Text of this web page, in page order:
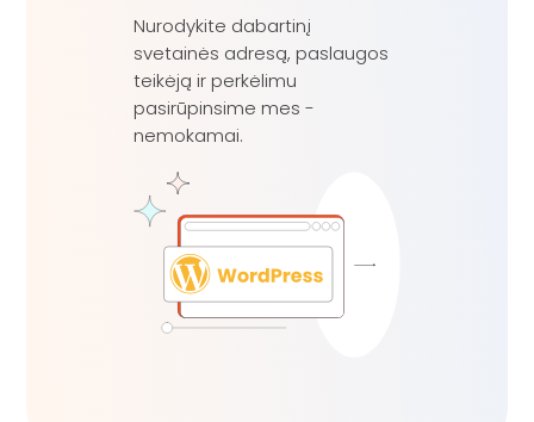
Nurodykite dabartinį
svetainės adresą, paslaugos
teikėją ir perkėlimu
pasirūpinsime mes -
nemokamai.